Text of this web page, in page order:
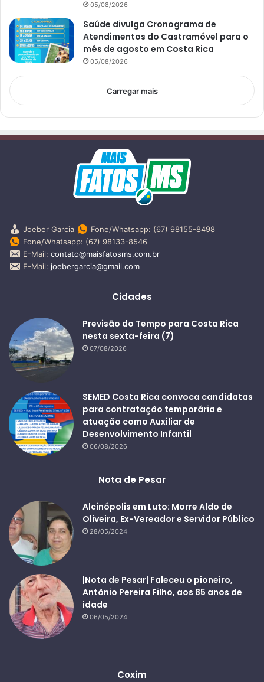
05/08/2026
Saúde divulga Cronograma de
Atendimentos do Castramóvel para o
mês de agosto em Costa Rica
05/08/2026
Carregar mais
Joeber Garcia
Fone/Whatsapp: (67) 98155-8498
Fone/Whatsapp: (67) 98133-8546
E-Mail: contato@maisfatosms.com.br
E-Mail: joebergarcia@gmail.com
Cidades
Previsão do Tempo para Costa Rica
nesta sexta-feira (7)
07/08/2026
SEMED Costa Rica convoca candidatas
para contratação temporária e
atuação como Auxiliar de
Desenvolvimento Infantil
06/08/2026
Nota de Pesar
Alcinópolis em Luto: Morre Aldo de
Oliveira, Ex-Vereador e Servidor Público
28/05/2024
|Nota de Pesar| Faleceu o pioneiro,
Antônio Pereira Filho, aos 85 anos de
idade
06/05/2024
Coxim